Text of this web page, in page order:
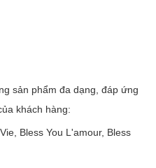
sản phẩm đa dạng, đáp ứng
khách hàng:
Bless You L'amour, Bless